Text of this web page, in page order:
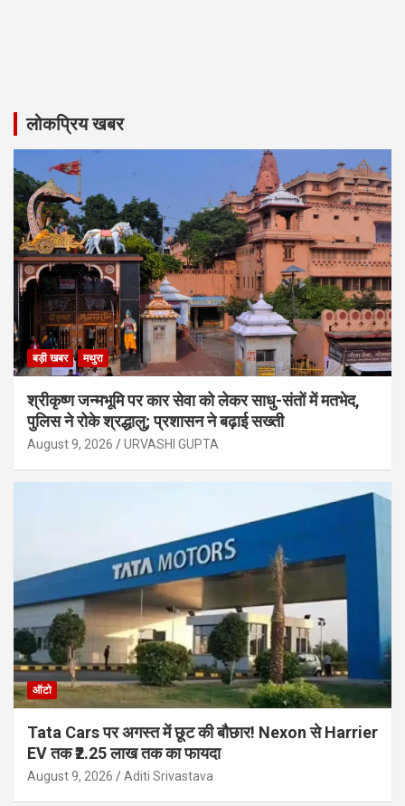
लोकप्रिय खबर
बड़ी खबर मथुरा
श्रीकृष्ण जन्मभूमि पर कार सेवा को लेकर साधु-संतों में मतभेद,
पुलिस ने रोके श्रद्धालु; प्रशासन ने बढ़ाई सख्ती
August 9, 2026 URVASHI GUPTA
ऑटो
Tata Cars पर अगस्त में छूट की बौछार! Nexon से Harrier
EV तक ₹2.25 लाख तक का फायदा
August 9, 2026 Aditi Srivastava